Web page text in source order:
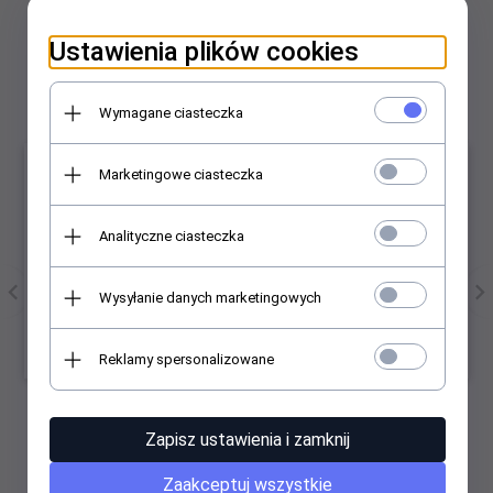
SZCZOTKI
WIERTARKĘ WKRĘTARKĘ
DO TAPICERKI
PLN*
* z podatkiem VAT
ŁOPATKA DO DEKORACJI
TORTU CIASTA
SZPATUŁKA ZESTAW
SZPATUŁEK - 3 SZTUKI
2,58 PLN*
* z podatkiem VAT
Ustawienia plików cookies
Wymagane ciasteczka
Marketingowe ciasteczka
Analityczne ciasteczka
Wysyłanie danych marketingowych
Reklamy spersonalizowane
Zapisz ustawienia i zamknij
Zaakceptuj wszystkie